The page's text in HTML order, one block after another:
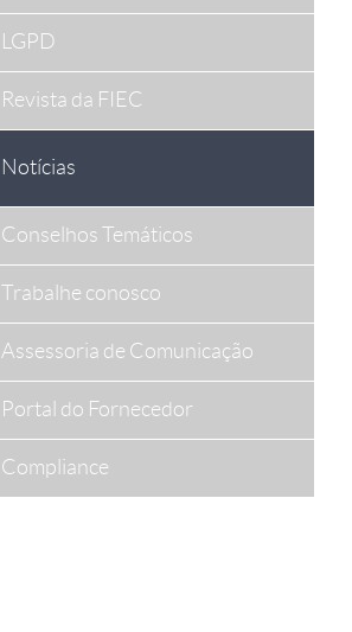
LGPD
Revista da FIEC
Notícias
Conselhos Temáticos
Trabalhe conosco
Assessoria de Comunicação
Portal do Fornecedor
Compliance